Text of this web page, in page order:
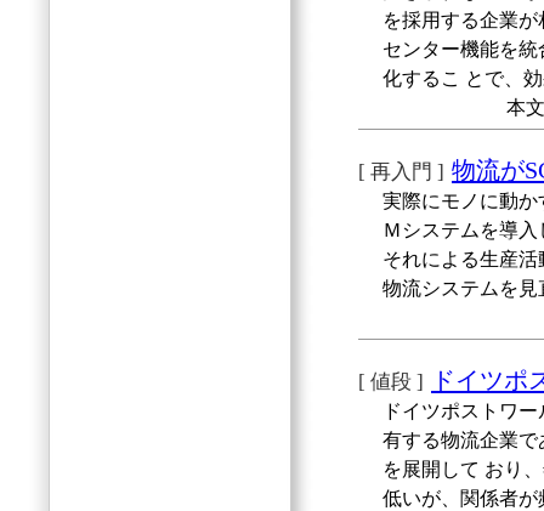
を採用する企業
センター機能を
化するこ とで、
本
[ 再入門 ] 物流が
実際にモノに動
Ｍシステムを導
それによる生産
物流システムを
[ 値段 ] ドイツポ
ドイツポストワ
有する物流企業
を展開して おり
低いが、関係者